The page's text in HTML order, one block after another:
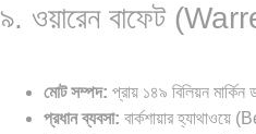
৯. ওয়ারেন বাফেট
মোট সম্পদ: প্রায় ১৪৯ বিলিয়ন মার্কিন
প্রধান ব্যবসা: বার্কশায়ার